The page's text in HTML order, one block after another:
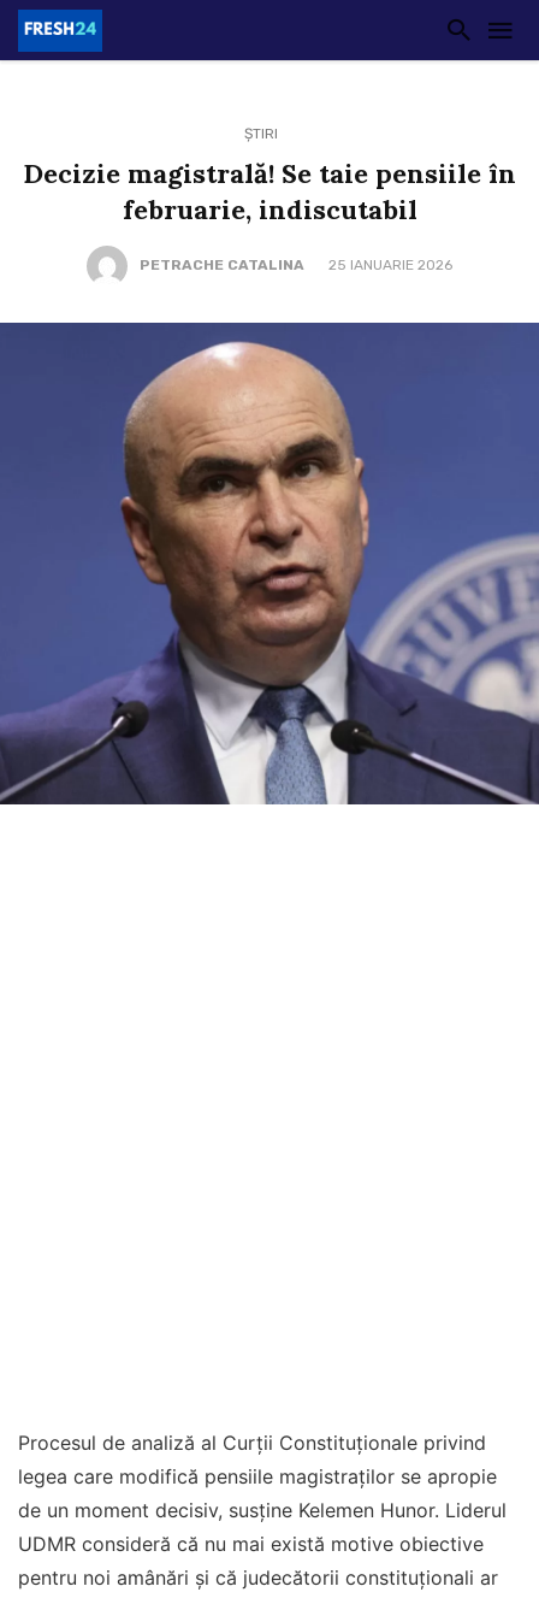
ȘTIRI
Decizie magistrală! Se taie pensiile în
februarie, indiscutabil
PETRACHE CATALINA 25 IANUARIE 2026
Procesul de analiză al Curții Constituționale privind
legea care modifică pensiile magistraților se apropie
de un moment decisiv, susține Kelemen Hunor. Liderul
UDMR consideră că nu mai există motive obiective
pentru noi amânări și că judecătorii constituționali ar